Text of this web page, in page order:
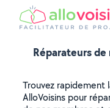
Réparateurs
Trouvez rapidement
AlloVoisins pour